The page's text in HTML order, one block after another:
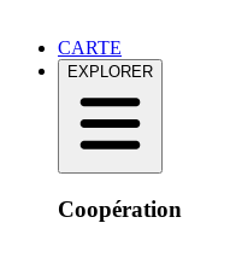
CARTE
EXPLORER
Coopération